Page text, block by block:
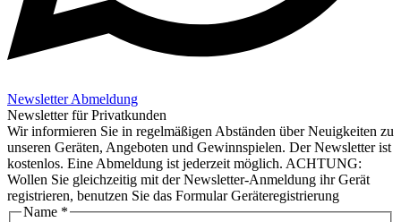
Newsletter Abmeldung
Newsletter für Privatkunden
Wir informieren Sie in regelmäßigen Abständen über Neuigkeiten zu
unseren Geräten, Angeboten und Gewinnspielen. Der Newsletter ist
kostenlos. Eine Abmeldung ist jederzeit möglich. ACHTUNG:
Wollen Sie gleichzeitig mit der Newsletter-Anmeldung ihr Gerät
registrieren, benutzen Sie das Formular Geräteregistrierung
Name *